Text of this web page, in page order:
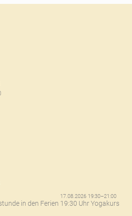
in den Ferien
17.08.2026 19:30–21:00
19:30 Uhr Yogakurs